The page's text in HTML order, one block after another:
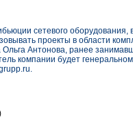
сетевого оборудования,
проекты в области
Антонова, ранее
компании будет